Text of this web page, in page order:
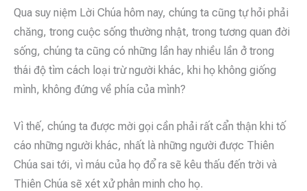
Qua suy niệm Lời Chúa hôm nay, chúng ta cũng tự hỏi phải
chăng, trong cuộc sống thường nhật, trong tương quan đời
sống, chúng ta cũng có những lần hay nhiều lần ở trong
thái độ tìm cách loại trừ người khác, khi họ không giống
mình, không đứng về phía của mình?
Vì thế, chúng ta được mời gọi cần phải rất cẩn thận khi tố
cáo những người khác, nhất là những người được Thiên
Chúa sai tới, vì máu của họ đổ ra sẽ kêu thấu đến trời và
Thiên Chúa sẽ xét xử phân minh cho họ.